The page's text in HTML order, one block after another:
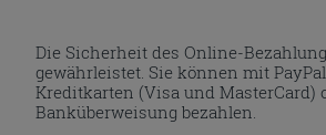
Die Sicherheit des Online-
gewährleistet. Sie können mit
Kreditkarten (Visa und MasterCard)
Banküberweisung bezahlen.